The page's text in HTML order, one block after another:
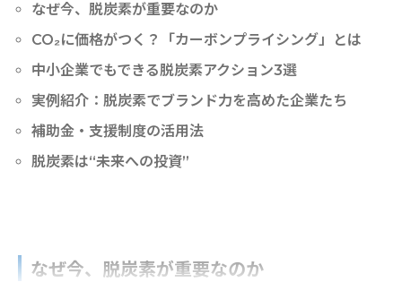
なぜ今、脱炭素が重要なのか
CO₂に価格がつく？「カーボンプライシング」とは
中小企業でもできる脱炭素アクション3選
実例紹介：脱炭素でブランド力を高めた企業たち
補助金・支援制度の活用法
脱炭素は“未来への投資”
なぜ今、脱炭素が重要なのか